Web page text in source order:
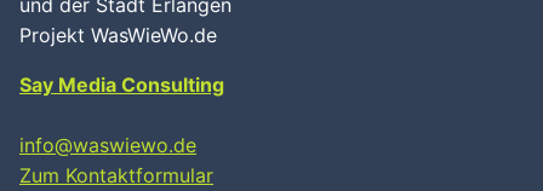
und der Stadt Erlangen
Projekt WasWieWo.de
Say Media Consulting
info@waswiewo.de
Zum Kontaktformular